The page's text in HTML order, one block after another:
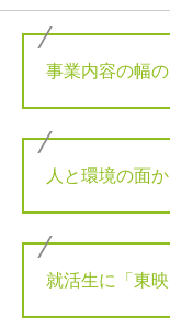
事業内容の幅
人と環境の面
就活生に「東